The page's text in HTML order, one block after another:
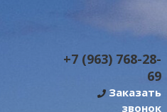
+7 (963) 768-28-
69
Заказать
звонок